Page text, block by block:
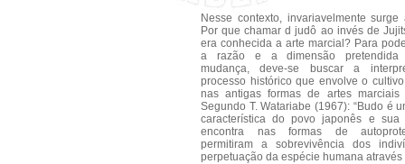
Nesse contexto, invariavelmente surge
Por que chamar d judô ao invés de
era conhecida a arte marcial? Para
a razão e a dimensão pretendida
mudança, deve-se buscar a
processo histórico que envolve o cultivo
nas antigas formas de artes marciais
Segundo T. Watariabe (1967): “Budo é
característica do povo japonês e sua
encontra nas formas de
permitiram a sobrevivência dos
perpetuação da espécie humana através